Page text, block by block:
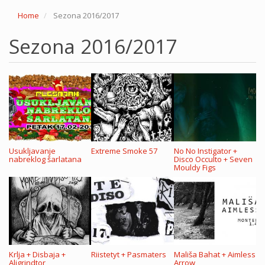
Home Sezona 2016/2017
Sezona 2016/2017
Usukljavanje
nabreklog šarlatana
Extreme Smoke 57 No No Instigator +
Disco Occulto + Seven
Mouldy Figs
Krlja + Disbaja +
Aligrindtor
Riistetyt + Pasmaters Mališa Bahat + Aimless
Arrow